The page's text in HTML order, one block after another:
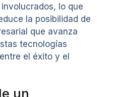
lo que
la posibilidad de
que avanza
tecnologías
el éxito y el
un